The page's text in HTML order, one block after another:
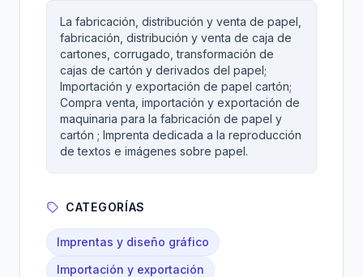
La fabricación, distribución y venta de papel,
fabricación, distribución y venta de caja de
cartones, corrugado, transformación de
cajas de cartón y derivados del papel;
Importación y exportación de papel cartón;
Compra venta, importación y exportación de
maquinaria para la fabricación de papel y
cartón ; Imprenta dedicada a la reproducción
de textos e imágenes sobre papel.
CATEGORÍAS
Imprentas y diseño gráfico
Importación y exportación